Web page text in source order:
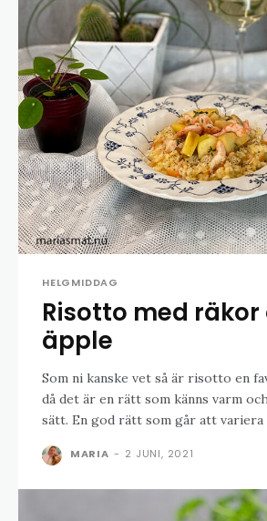
HELGMIDDAG
Risotto med räkor
äpple
Som ni kanske vet så är risotto en
då det är en rätt som känns varm
sätt. En god rätt som går att variera
MARIA - 2 JUNI, 2021